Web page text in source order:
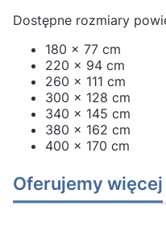
Dostępne rozmiary
180 x 77 cm
220 x 94 cm
260 x 111 cm
300 x 128 cm
340 x 145 cm
380 x 162 cm
400 x 170 cm
Oferujemy więcej